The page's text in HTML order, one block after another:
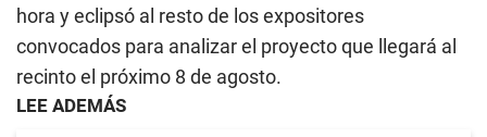
hora y eclipsó al resto de los expositores
convocados para analizar el proyecto que llegará al
recinto el próximo 8 de agosto.­
LEE ADEMÁS